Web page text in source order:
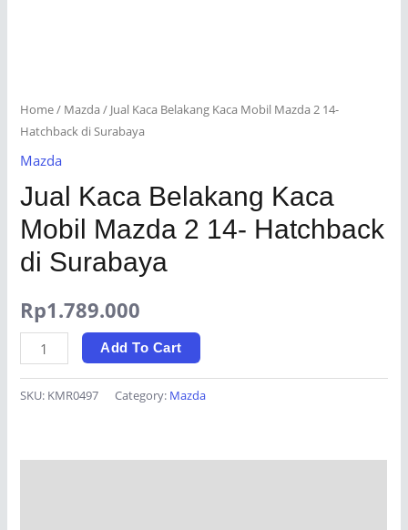
Home/ Mazda/ Jual Kaca Belakang Kaca Mobil Mazda 2 14-
Hatchback di Surabaya
Mazda
Jual Kaca Belakang Kaca
Mobil Mazda 2 14- Hatchback
di Surabaya
Rp1.789.000
Jual
Kaca
Belakang
Add To Cart
SKU: KMR0497 Category: Mazda